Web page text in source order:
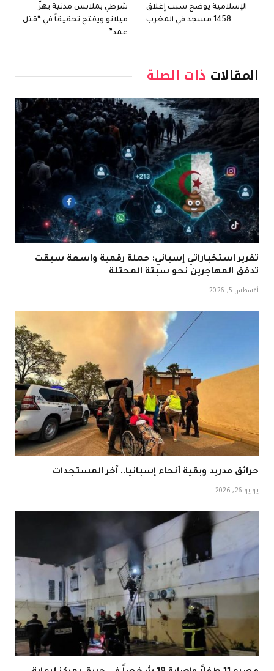
الإسلامية يوضح سبب إغلاق
1458 مسجد في المغرب
شرطي بملابس مدنية يهزّ
ميلانو ويفتح تحقيقاً في “قتل
عمد”
المقالات ذات الصلة
تقرير استخباراتي إسباني: حملة رقمية واسعة سبقت
تدفق المهاجرين نحو سبتة المحتلة
أغسطس 5, 2026
حرائق مدريد وبقية أنحاء إسبانيا.. آخر المستجدات
يوليو 26, 2026